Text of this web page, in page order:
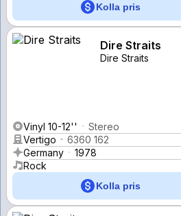
Kolla pris
Dire Straits
Dire Straits
Vinyl 10-12''
Stereo
Vertigo
6360 162
Germany
1978
Rock
Kolla pris